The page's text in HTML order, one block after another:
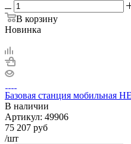
В корзину
Новинка
Базовая станция мобильная
В наличии
Артикул: 49906
75 207 руб
/шт